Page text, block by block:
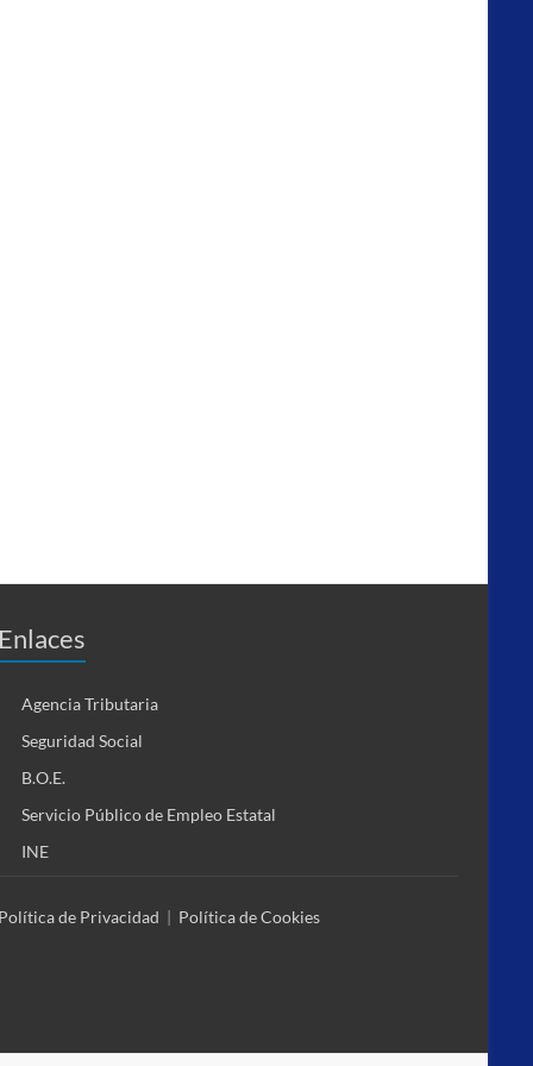
Agencia Tributaria
Seguridad Social
B.O.E.
Servicio Público de Empleo Estatal
INE
de Privacidad | Política de Cookies